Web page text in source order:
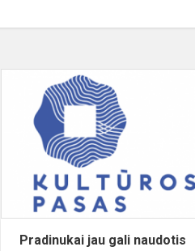
Pradinukai jau gali naudotis